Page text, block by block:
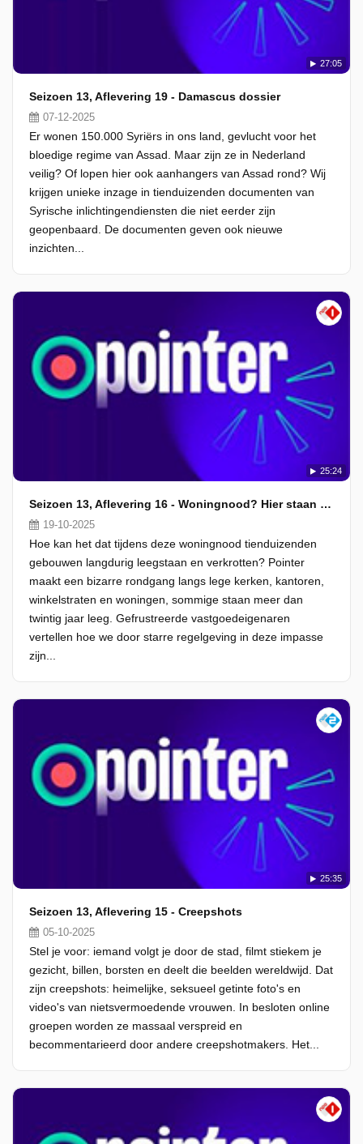
27:05
Seizoen 13, Aflevering 19 - Damascus dossier
07-12-2025
Er wonen 150.000 Syriërs in ons land, gevlucht voor het
bloedige regime van Assad. Maar zijn ze in Nederland
veilig? Of lopen hier ook aanhangers van Assad rond? Wij
krijgen unieke inzage in tienduizenden documenten van
Syrische inlichtingendiensten die niet eerder zijn
geopenbaard. De documenten geven ook nieuwe
inzichten...
25:24
Seizoen 13, Aflevering 16 - Woningnood? Hier staan 90.000 huizen leeg
19-10-2025
Hoe kan het dat tijdens deze woningnood tienduizenden
gebouwen langdurig leegstaan en verkrotten? Pointer
maakt een bizarre rondgang langs lege kerken, kantoren,
winkelstraten en woningen, sommige staan meer dan
twintig jaar leeg. Gefrustreerde vastgoedeigenaren
vertellen hoe we door starre regelgeving in deze impasse
zijn...
25:35
Seizoen 13, Aflevering 15 - Creepshots
05-10-2025
Stel je voor: iemand volgt je door de stad, filmt stiekem je
gezicht, billen, borsten en deelt die beelden wereldwijd. Dat
zijn creepshots: heimelijke, seksueel getinte foto's en
video's van nietsvermoedende vrouwen. In besloten online
groepen worden ze massaal verspreid en
becommentarieerd door andere creepshotmakers. Het...